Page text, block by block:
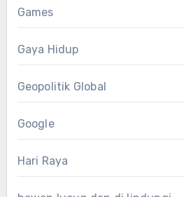
Games
Gaya Hidup
Geopolitik Global
Google
Hari Raya